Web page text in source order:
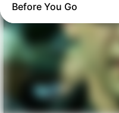
Why Cher Refused To
Before You Go